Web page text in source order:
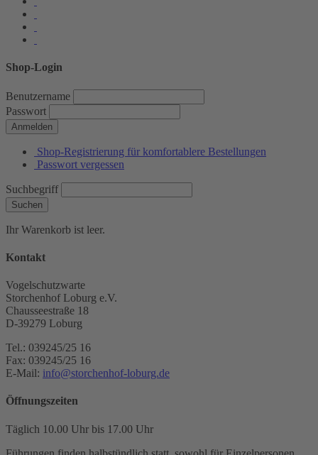
Shop-Login
Benutzername
Passwort
Anmelden
Shop-Registrierung für komfortablere Bestellungen
Passwort vergessen
Suchbegriff
Suchen
Ihr Warenkorb ist leer.
Kontakt
Vogelschutzwarte
Storchenhof Loburg e.V.
Chausseestraße 18
D-39279 Loburg
Tel.: 039245/25 16
Fax: 039245/25 16
E-Mail: info@storchenhof-loburg.de
Öffnungszeiten
Täglich 10.00 Uhr bis 17.00 Uhr